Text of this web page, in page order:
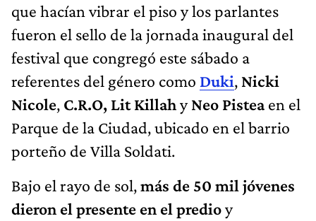
que hacían vibrar el piso y los parlantes
fueron el sello de la jornada inaugural del
festival que congregó este sábado a
referentes del género como Duki, Nicki
Nicole, C.R.O, Lit KillahyNeo Pisteaen el
Parque de la Ciudad, ubicado en el barrio
porteño de Villa Soldati.
Bajo el rayo de sol,más de 50 mil jóvenes
dieron el presente en el predioy